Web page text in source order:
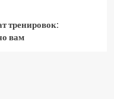
тренировок:
вам